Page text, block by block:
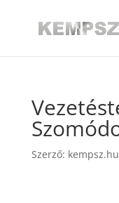
Szerző: kempsz.hu